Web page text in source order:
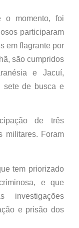
o momento, foi
participaram
em flagrante por
são cumpridos
e Jacuí,
sete de busca e
de três
militares. Foram
tem priorizado
e que
e prisão dos